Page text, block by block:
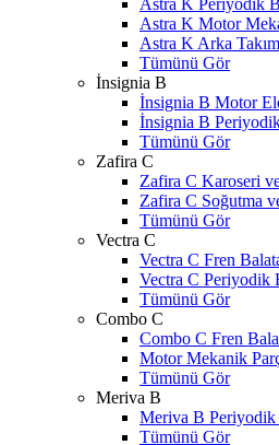
Astra K Periyodik
Astra K Motor
Astra K Arka
Tümünü Gör
İnsignia B
İnsignia B Motor
İnsignia B
Tümünü Gör
Zafira C
Zafira C Karoseri
Zafira C Soğutma
Tümünü Gör
Vectra C
Vectra C Fren
Vectra C Periyodik
Tümünü Gör
Combo C
Combo C Fren
Motor Mekanik
Tümünü Gör
Meriva B
Meriva B Periyodik
Tümünü Gör